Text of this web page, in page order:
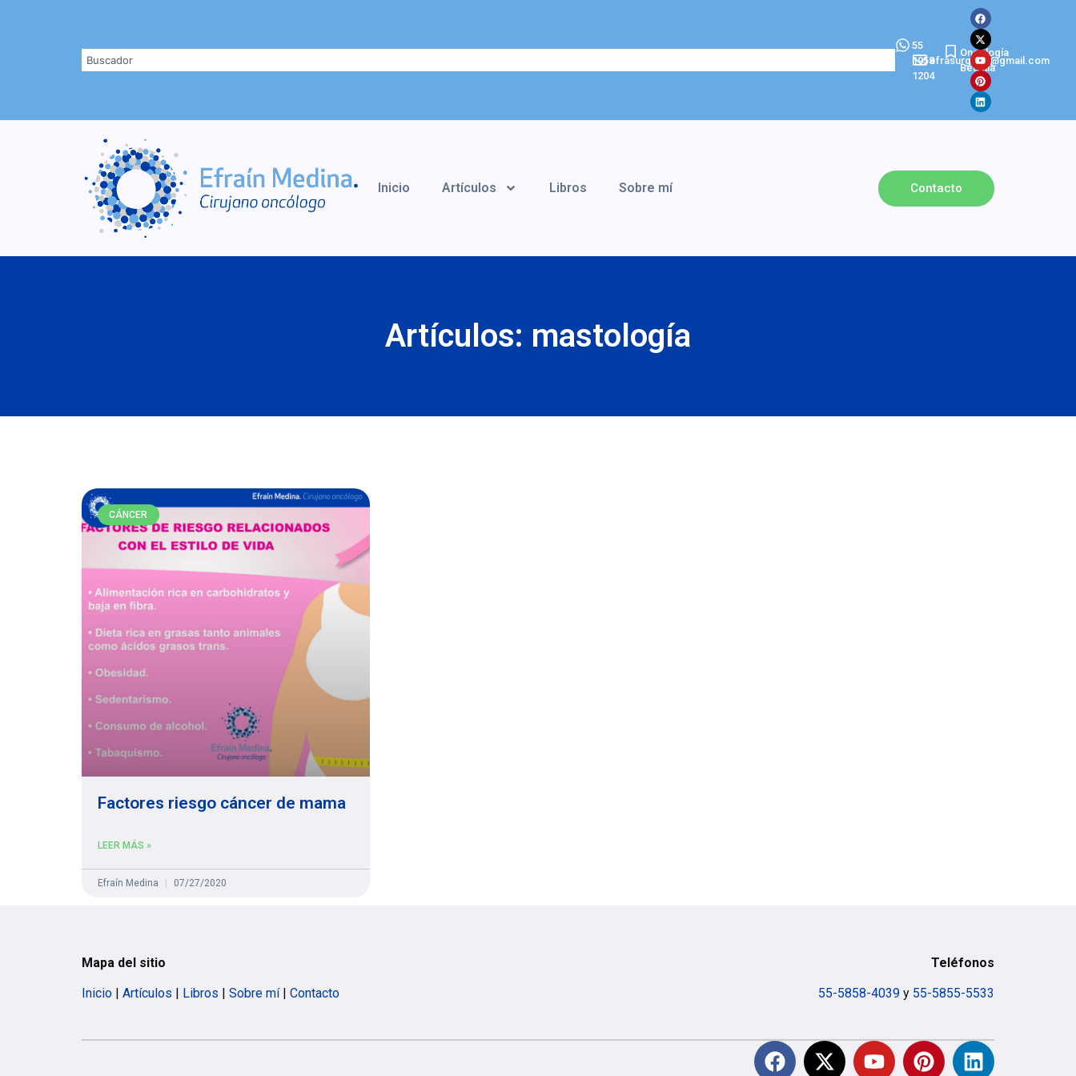
55
1058
1204
efrasurgeon@gmail.com
Oncología
Betania
Inicio Artículos Libros Sobre mí Contacto
Artículos: mastología
CÁNCER
Factores riesgo cáncer de mama
LEER MÁS »
Efraín Medina 07/27/2020
Mapa del sitio
Inicio Artículos Libros Sobre mí| Contacto
Teléfonos
55-5858-4039 y 55-5855-5533